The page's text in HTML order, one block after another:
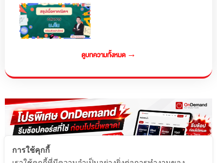
ดูบทความทั้งหมด →
การใช้คุกกี้